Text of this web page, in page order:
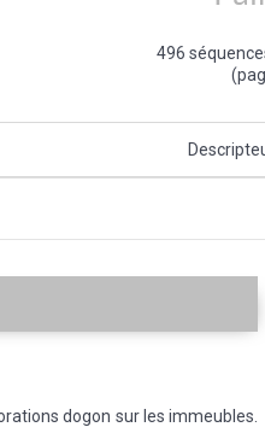
496
dogon sur les immeubles.